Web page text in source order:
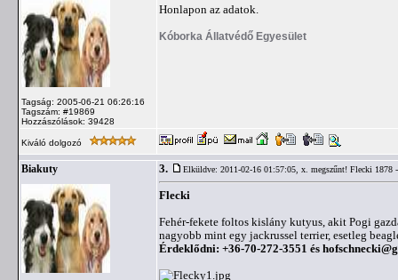
Tagság: 2005-06-21 06:26:16
Tagszám: #19869
Hozzászólások: 39428
Honlapon az adatok.
Kóborka Állatvédő Egyesület
Kiváló dolgozó
Biakuty 3. Elküldve: 2011-02-16 01:57:05, x. megszűnt! Flecki 1878 -
Flecki
Fehér-fekete foltos kislány kutyus, akit Pogi
nagyobb mint egy jackrussel terrier, esetleg
Érdeklődni: +36-70-272-3551 és